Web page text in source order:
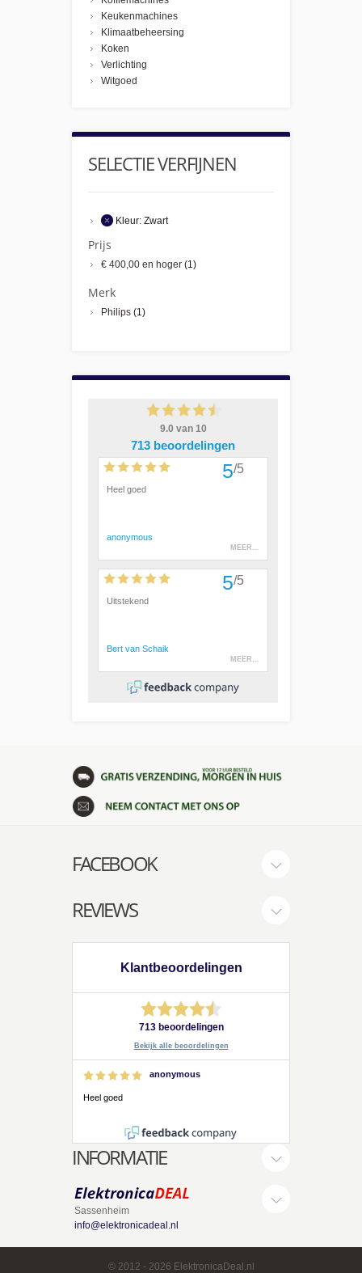
Keukenmachines
Klimaatbeheersing
Koken
Verlichting
Witgoed
SELECTIE VERFIJNEN
Kleur: Zwart
Prijs
€ 400,00 en hoger (1)
Merk
Philips (1)
FACEBOOK
REVIEWS
Klantbeoordelingen
713 beoordelingen
Bekijk alle beoordelingen
anonymous
Heel goed
INFORMATIE
Sassenheim
info@elektronicadeal.nl
© 2012 - 2026 ElektronicaDeal.nl